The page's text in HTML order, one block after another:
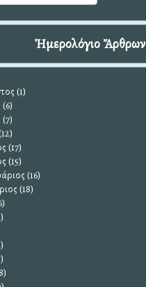
Ἡμερολόγιο Ἄρθρων
(1)
(6)
(7)
(17)
(15)
(16)
(18)